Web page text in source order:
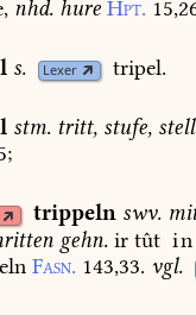
nhd. hure Hpt.
s. Lexer tripel.
stm. tritt,stufe,
;
trippeln swv.
gehn. ir tût in
Fasn. 143,33. vgl.